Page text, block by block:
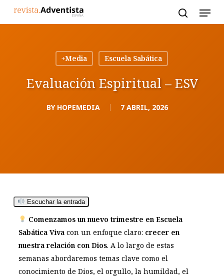
+Media
Escuela Sabática
Evaluación Espiritual – ESV
BY HOPEMEDIA 7 ABRIL, 2026
Escuchar la entrada
Comenzamos un nuevo trimestre en Escuela
Sabática Vivacon un enfoque claro: crecer en
nuestra relación con Dios. A lo largo de estas
semanas abordaremos temas clave como el
conocimiento de Dios, el orgullo, la humildad, el